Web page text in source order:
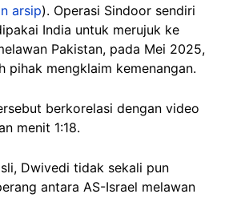
arsip). Operasi Sindoor sendiri
India untuk merujuk ke
Pakistan, pada Mei 2025,
pihak mengklaim kemenangan.
berkorelasi dengan video
menit 1:18.
Dwivedi tidak sekali pun
antara AS-Israel melawan